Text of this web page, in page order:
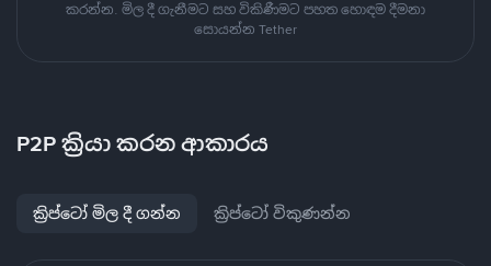
කරන්න. මිල දී ගැනීමට සහ විකිණීමට පහත හොඳම දීමනා
සොයන්න Tether
P2P ක්‍රියා කරන ආකාරය
ක්‍රිප්ටෝ මිල දී ගන්න ක්‍රිප්ටෝ විකුණන්න